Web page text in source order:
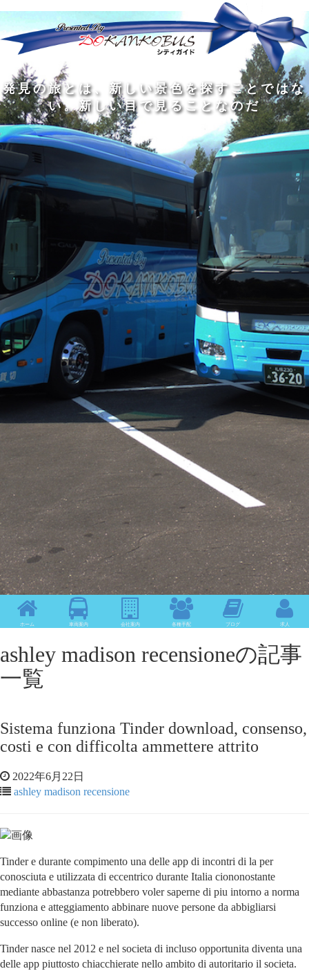
旅 の 程 に こそ価値があ る
発見の旅と は 新 し い景色を探す ことではな
い。 新 しい目 で見 る こ と なのだ
人間の幅を広 げる ものは3つある。人と会
い、 本 を読み 、旅 を す る ことだ
私は旅 をす るために旅をする
旅 の 程 に こそ価値があ る
どんなに洗 練 れ た 大人の中にも 、外に出た
くてし ょうがない小さな 子供がいる
旅をするの は 着 す るためではな く、旅をす
るた めで あ る
旅は 真 知 識 の大きな泉で ある
ホーム 車両案内 会社案内 各種手配 ブログ 求人
ashley madison recensioneの記事
一覧
Sistema funziona Tinder download, consenso,
costi e con difficolta ammettere attrito
2022年6月22日
ashley madison recensione
Tinder e durante compimento una delle app di incontri di la per
conosciuta e utilizzata di eccentrico durante Italia ciononostante
mediante abbastanza potrebbero voler saperne di piu intorno a norma
funziona e atteggiamento abbinare nuove persone da abbigliarsi
successo online (e non liberato).
Tinder nasce nel 2012 e nel societa di incluso opportunita diventa una
delle app piuttosto chiacchierate nello ambito di autoritario il societa.